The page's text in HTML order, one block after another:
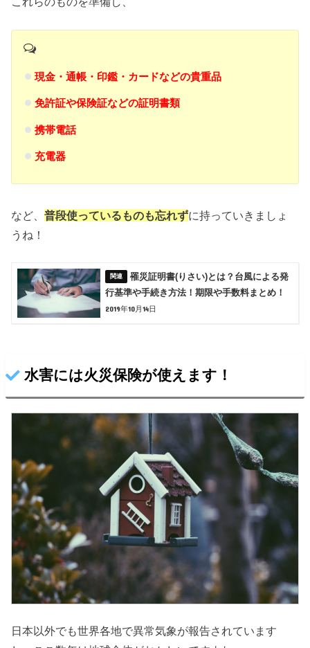
現金・通帳・印鑑・カードなどの貴重品
免許証や保険証などの証明書類
携帯電話
充電器
など、普段使っているものも忘れずに持っていきましょ
うね！
罹災証明書(りさい)とは？台風による発
行基準や手続き方法！期限や手数料まとめ！
2019年10月14日
水害には火災保険が使えます！
日本以外でも世界各地で異常気象が報告されています